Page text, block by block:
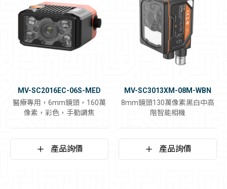
MV-SC2016EC-06S-MED
醫療專用，6mm鏡頭，160萬
像素，彩色，手動調焦
產品詢價
MV-SC3013XM-08M-WBN
8mm鏡頭130萬像素黑白中高
階智能相機
產品詢價